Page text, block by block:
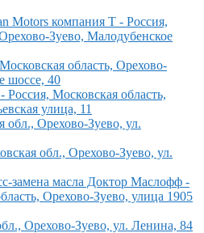
Motors компания Т - Россия,
Зуево, Малодубенское
область, Орехово-
шоссе, 40
Московская область,
улица, 11
обл., Орехово-Зуево, ул.
обл., Орехово-Зуево, ул.
замена масла Доктор Маслофф -
Орехово-Зуево, улица 1905
Орехово-Зуево, ул. Ленина, 84